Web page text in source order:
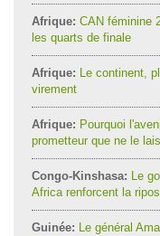
Afrique: CAN féminine
les quarts de finale
Afrique: Le continent,
virement
Afrique: Pourquoi
prometteur que ne le
Congo-Kinshasa: Le
Africa renforcent la
Guinée: Le général